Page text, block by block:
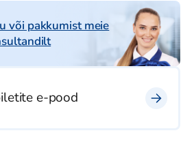
või pakkumist meie
e-pood